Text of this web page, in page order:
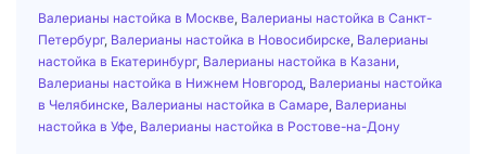
Валерианы настойка в Москве Валерианы настойка в Санкт-
Петербург, Валерианы настойка в Новосибирске Валерианы
настойка в Екатеринбург, Валерианы настойка в Казани
Валерианы настойка в Нижнем Новгород Валерианы настойка
в Челябинске Валерианы настойка в Самаре Валерианы
настойка в Уфе Валерианы настойка в Ростове-на-Дону